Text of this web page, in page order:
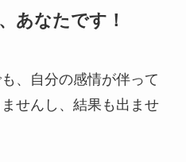
あなたです！
、自分の感情が伴って
せんし、結果も出ませ